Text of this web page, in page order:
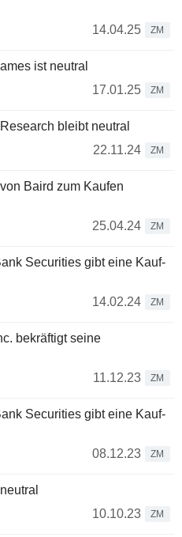
14.04.25
ZM
ist neutral
17.01.25
ZM
bleibt neutral
22.11.24
ZM
Baird zum Kaufen
25.04.24
ZM
Securities gibt eine Kauf-
14.02.24
ZM
bekräftigt seine
11.12.23
ZM
Securities gibt eine Kauf-
08.12.23
ZM
10.10.23
ZM